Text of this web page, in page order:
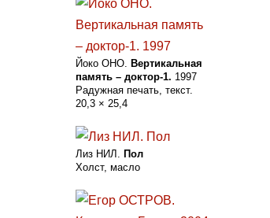
Йокo ОНO. Вертикальная
память – доктор-1. 1997
Радужная печать, текст.
20,3 × 25,4
Лиз НИЛ. Пол
Холст, масло